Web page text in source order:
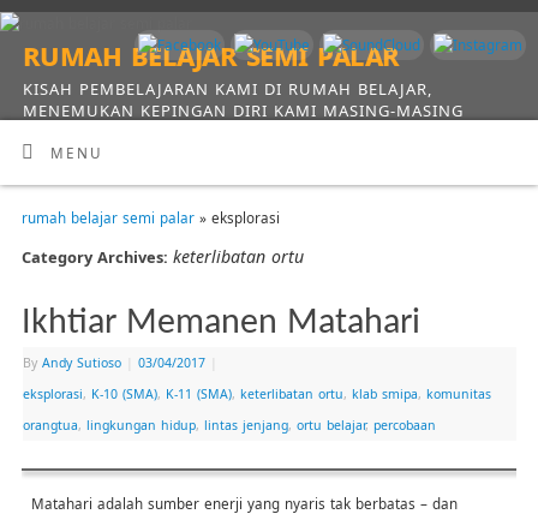
rumah belajar semi palar
KISAH PEMBELAJARAN KAMI DI RUMAH BELAJAR,
MENEMUKAN KEPINGAN DIRI KAMI MASING-MASING
MENU
rumah belajar semi palar» eksplorasi
Category Archives: keterlibatan ortu
Ikhtiar Memanen Matahari
By Andy Sutioso 03/04/2017
eksplorasi, K-10 (SMA), K-11 (SMA), keterlibatan ortu, klab smipa, komunitas
orangtua, lingkungan hidup, lintas jenjang, ortu belajar, percobaan
Matahari adalah sumber enerji yang nyaris tak berbatas – dan